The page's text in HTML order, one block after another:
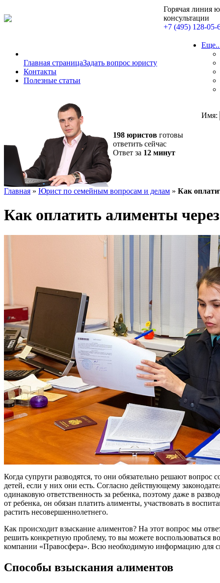
Горячая линия
консультации
+7 (495) 128-05-
Главная страницаЗадать вопрос юристу
Контакты
Полезные статьи
198 юристов готовы
ответить сейчас
Ответ за 12 минут
Имя:
Главная » Юрист по семейным вопросам и делам » Как
Как оплатить алименты
Когда супруги разводятся, то они обязательно решают вопрос
детей, если у них они есть. Согласно действующему
одинаковую ответственность за ребенка, поэтому даже в
от ребенка, он обязан платить алименты, участвовать в
растить несовершеннолетнего.
Как происходит взыскание алиментов? На этот вопрос мы
решить конкретную проблему, то вы можете воспользоваться
компании «Правосфера». Всю необходимую информацию для
Способы взыскания алиментов